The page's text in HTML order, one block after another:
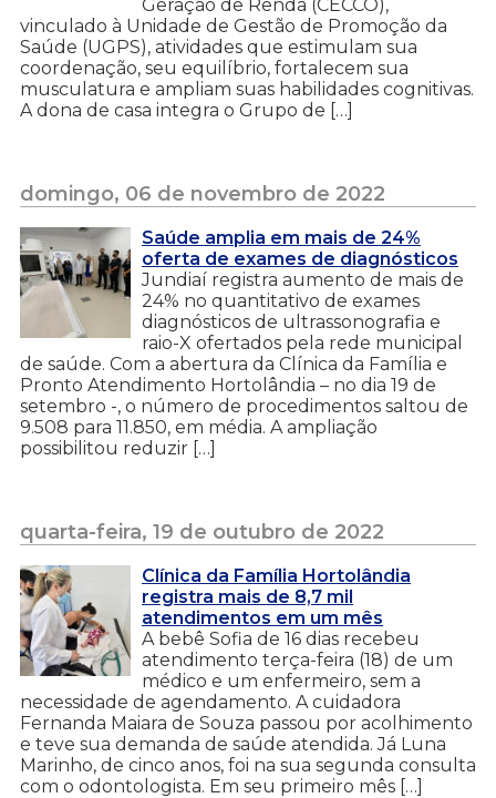
Geração de Renda (CECCO),
vinculado à Unidade de Gestão de Promoção da
Saúde (UGPS), atividades que estimulam sua
coordenação, seu equilíbrio, fortalecem sua
musculatura e ampliam suas habilidades cognitivas.
A dona de casa integra o Grupo de […]
domingo, 06 de novembro de 2022
Saúde amplia em mais de 24%
oferta de exames de diagnósticos
Jundiaí registra aumento de mais de
24% no quantitativo de exames
diagnósticos de ultrassonografia e
raio-X ofertados pela rede municipal
de saúde. Com a abertura da Clínica da Família e
Pronto Atendimento Hortolândia – no dia 19 de
setembro -, o número de procedimentos saltou de
9.508 para 11.850, em média. A ampliação
possibilitou reduzir […]
quarta-feira, 19 de outubro de 2022
Clínica da Família Hortolândia
registra mais de 8,7 mil
atendimentos em um mês
A bebê Sofia de 16 dias recebeu
atendimento terça-feira (18) de um
médico e um enfermeiro, sem a
necessidade de agendamento. A cuidadora
Fernanda Maiara de Souza passou por acolhimento
e teve sua demanda de saúde atendida. Já Luna
Marinho, de cinco anos, foi na sua segunda consulta
com o odontologista. Em seu primeiro mês […]